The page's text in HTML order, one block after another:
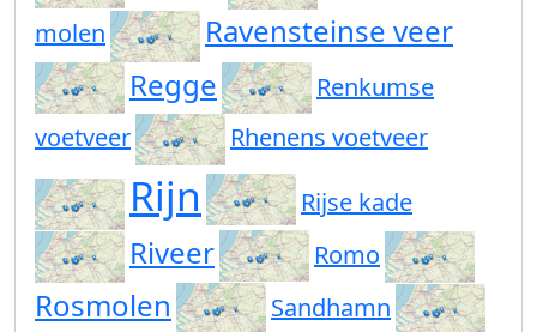
molen
Ravensteinse veer
Regge
Renkumse
voetveer
Rhenens voetveer
Rijn Rijse kade
Riveer Romo
Rosmolen Sandhamn